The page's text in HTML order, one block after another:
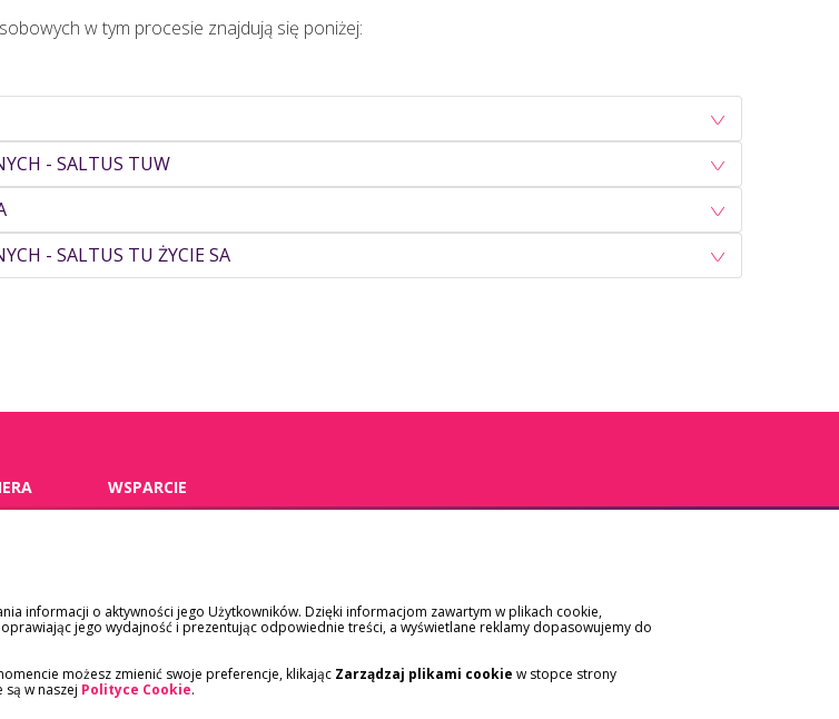
w tym procesie znajdują się poniżej:
- SALTUS TUW
- SALTUS TU ŻYCIE SA
WSPARCIE
szkody/roszczenia
APLIKACJA SALTUS ZDROWIE
informacji o aktywności jego Użytkowników. Dzięki informacjom zawartym w plikach cookie,
jego wydajność i prezentując odpowiednie treści, a wyświetlane reklamy dopasowujemy do
możesz zmienić swoje preferencje, klikając Zarządzaj plikami cookie w stopce strony
w naszej Polityce Cookie.